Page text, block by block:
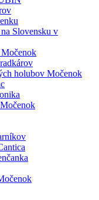
Slovensku v
holubov Močenok